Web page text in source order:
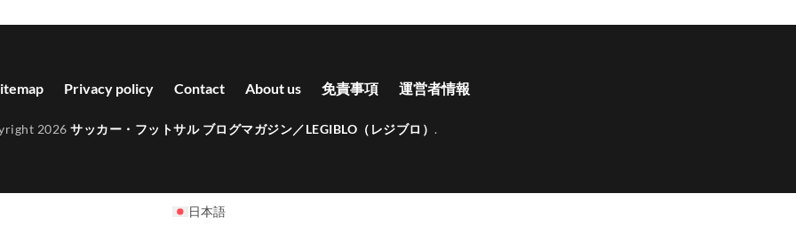
Privacy policy Contact About us 免責事項 運営者情報
2026 サッカー・フットサル ブログマガジン／LEGIBLO（レジブロ） .
日本語